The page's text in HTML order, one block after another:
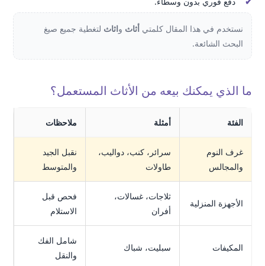
نستخدم في هذا المقال كلمتي أثاث واثاث لتغطية جميع صيغ
البحث الشائعة.
ما الذي يمكنك بيعه من الأثاث المستعمل؟
الفئة أمثلة ملاحظات
غرف النوم
والمجالس
سرائر، كنب، دواليب،
طاولات
نقبل الجيد
والمتوسط
الأجهزة المنزلية
ثلاجات، غسالات،
أفران
فحص قبل
الاستلام
المكيفات سبليت، شباك
شامل الفك
والنقل